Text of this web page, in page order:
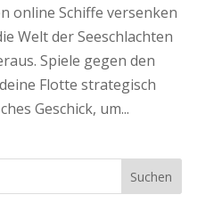
online Schiffe versenken
Welt der Seeschlachten
Spiele gegen den
Flotte strategisch
Geschick, um...
Suchen